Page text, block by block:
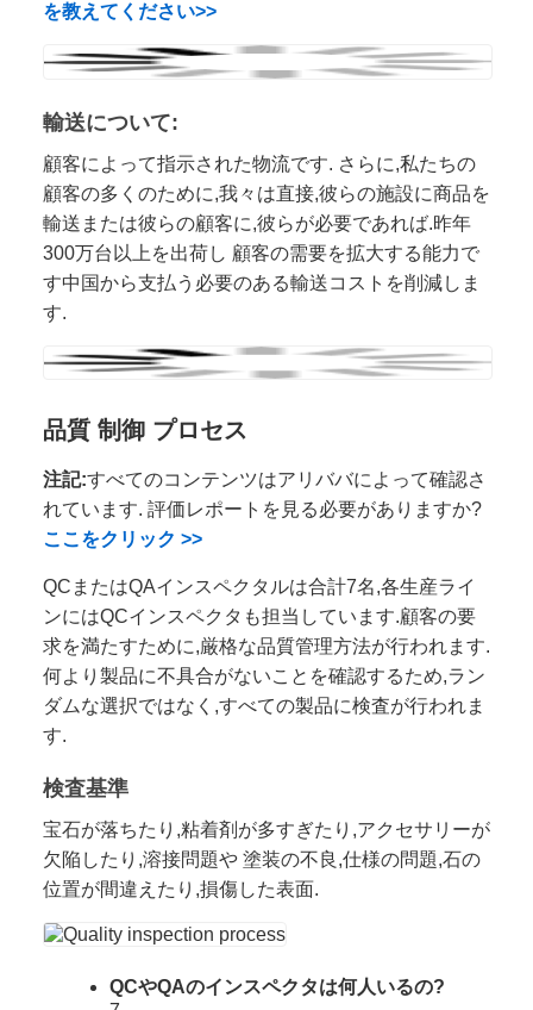
を教えてください>>
輸送について:
顧客によって指示された物流です. さらに,私たちの
顧客の多くのために,我々は直接,彼らの施設に商品を
輸送または彼らの顧客に,彼らが必要であれば.昨年
300万台以上を出荷し 顧客の需要を拡大する能力で
す中国から支払う必要のある輸送コストを削減しま
す.
品質 制御 プロセス
注記:すべてのコンテンツはアリババによって確認さ
れています. 評価レポートを見る必要がありますか?
ここをクリック >>
QCまたはQAインスペクタルは合計7名,各生産ライ
ンにはQCインスペクタも担当しています.顧客の要
求を満たすために,厳格な品質管理方法が行われます.
何より製品に不具合がないことを確認するため,ラン
ダムな選択ではなく,すべての製品に検査が行われま
す.
検査基準
宝石が落ちたり,粘着剤が多すぎたり,アクセサリーが
欠陥したり,溶接問題や 塗装の不良,仕様の問題,石の
位置が間違えたり,損傷した表面.
QCやQAのインスペクタは何人いるの?